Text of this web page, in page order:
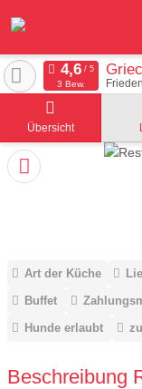
3 Bew.
Übersicht
Art der Küche
Buffet
Hunde erlaubt
Beschreibung